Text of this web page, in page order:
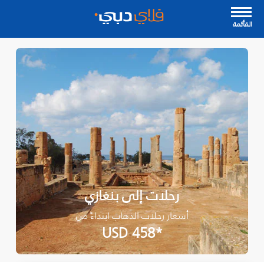
القأئمة
رحلات إلى بنغازي
أسعار رحلات الذهاب ابتداءً من
*USD 458